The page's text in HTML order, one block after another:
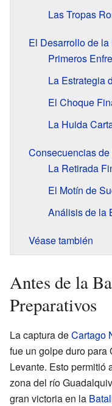
Las Tropas
El Desarrollo de
Primeros
La Estrategia
El Choque
La Huida
Consecuencias
La Retirada
El Motín de
Análisis de la
Véase también
Antes de la
Preparativos
La captura deCartago
fue un golpe duro para
Levante. Esto permitió
zona del río
gran victoria en la